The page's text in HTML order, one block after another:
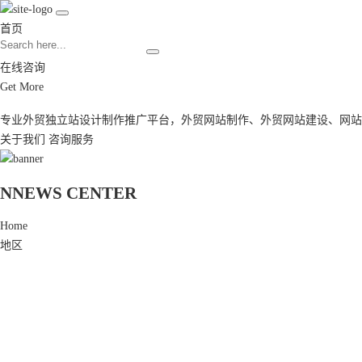
首页
在线咨询
Get More
专业外贸独立站设计制作推广平台， 外贸网站制作、 外贸网站建设、 网
关于我们
咨询服务
NNEWS CENTER
Home
地区